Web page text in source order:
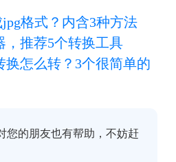
格式？内含3种方法
，推荐5个转换工具
换怎么转？3个很简单的
您的朋友也有帮助，不妨赶